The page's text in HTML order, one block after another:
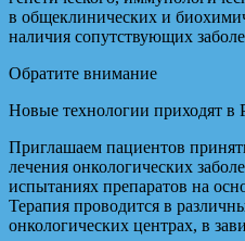
в общеклинических и
наличия сопутствующих
Обратите внимание
Новые технологии приходят в
Приглашаем пациентов
лечения онкологических
испытаниях препаратов на
Терапия проводится в
онкологических центрах, в